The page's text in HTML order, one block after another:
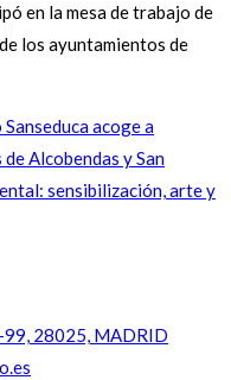
en la mesa de trabajo de
los ayuntamientos de
acoge a
Alcobendas y San
sensibilización, arte y
28025, MADRID